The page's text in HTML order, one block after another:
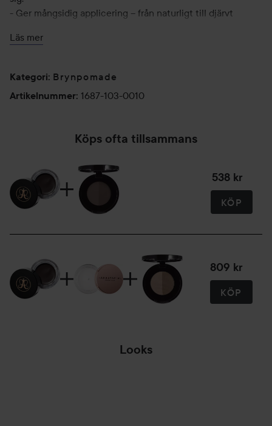
- Ger mångsidig applicering – från naturligt till djärvt
- Pomade-formulan ger en jämn applicering och skapar en
- Den vattentåliga formulan ger tid för blandning innan den
fixeras.
- Finns i 11 nyanser.
För en naturlig look som du kan bygga på, ta upp en liten
mängd produkt med Brush 12 - ta bort produkten från
burken, stäng locket och arbeta från locket. Håll alltid
locket stängt när det inte används.
Brush 12 är speciellt designad för att applicera och blanda
DIPBROW® Pomade. Den tunna, vinklade borsten
möjliggör exakt applicering så att du kan uppnå en naturlig
textur och detalj.
Fördela produkten på borsten genom att röra den från sida
Läs mer
Kategori: Brynpomade
Artikelnummer: 1687-103-0010
Köps ofta tillsammans
538 kr
KÖP
809 kr
KÖP
Looks